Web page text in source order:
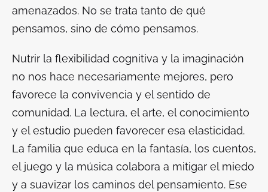
amenazados. No se trata tanto de qué
pensamos, sino de cómo pensamos.
Nutrir la flexibilidad cognitiva y la imaginación
no nos hace necesariamente mejores, pero
favorece la convivencia y el sentido de
comunidad. La lectura, el arte, el conocimiento
y el estudio pueden favorecer esa elasticidad.
La familia que educa en la fantasía, los cuentos,
el juego y la música colabora a mitigar el miedo
y a suavizar los caminos del pensamiento. Ese